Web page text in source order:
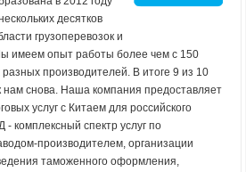
десятков
грузоперевозок и
имеем опыт работы более чем с 150
производителей. В итоге 9 из 10
нам снова. Наша компания предоставляет
услуг с Китаем для российского
- комплексный спектр услуг по
производителем, организации
таможенного оформления,